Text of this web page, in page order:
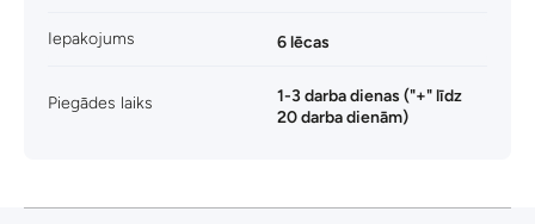
Iepakojums 6 lēcas
Piegādes laiks
1-3 darba dienas ("+" līdz
20 darba dienām)